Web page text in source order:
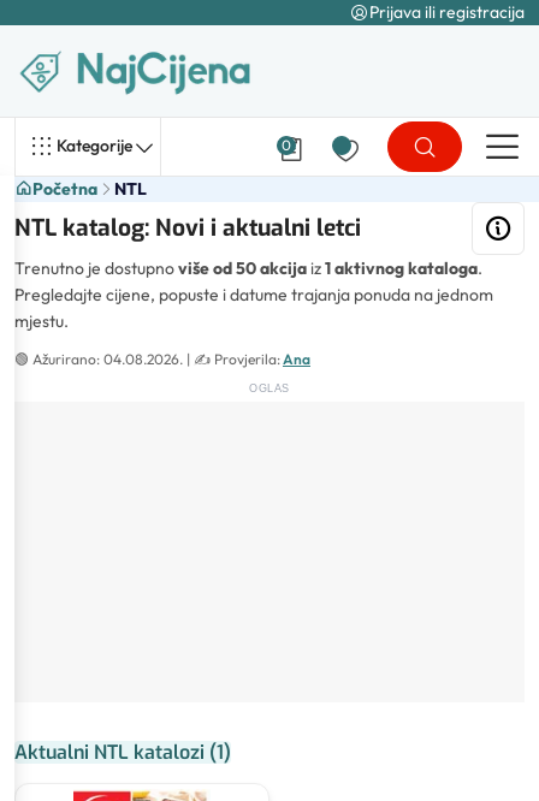
Prijava ili registracija
Kategorije 0
Početna NTL
NTL katalog: Novi i aktualni letci
Trenutno je dostupnoviše od 50 akcija iz1 aktivnog kataloga.
Pregledajte cijene, popuste i datume trajanja ponuda na jednom
mjestu.
🟢 Ažurirano: 04.08.2026. | ✍️ Provjerila:Ana
OGLAS
Aktualni NTL katalozi (1)